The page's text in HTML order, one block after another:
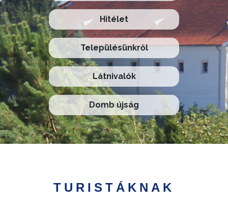
Hitélet
Településünkről
Látnivalók
Domb újság
TURISTÁKNAK